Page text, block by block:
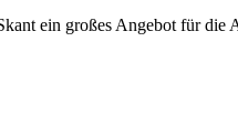
ein großes Angebot für